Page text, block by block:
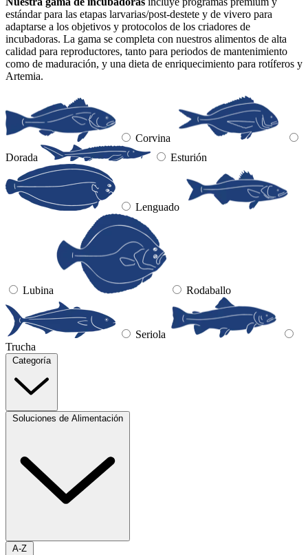
estándar para las etapas larvarias/post-destete y de vivero para
adaptarse a los objetivos y protocolos de los criadores de
incubadoras. La gama se completa con nuestros alimentos de alta
calidad para reproductores, tanto para periodos de mantenimiento
como de maduración, y una dieta de enriquecimiento para rotíferos y
Artemia.
Corvina
Dorada
Esturión
Lenguado
Lubina Rodaballo
Seriola
Trucha
Categoría
Soluciones de Alimentación
A-Z